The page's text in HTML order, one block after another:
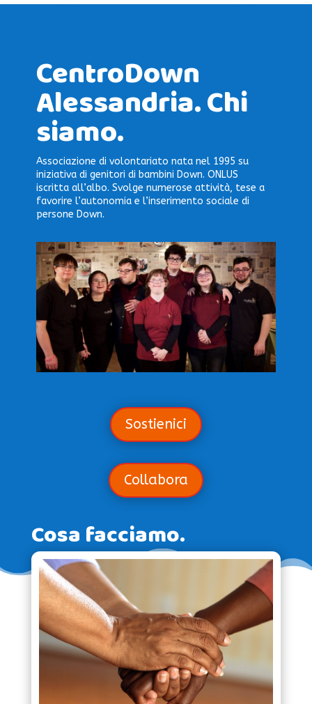
CentroDown
Alessandria. Chi
siamo.
Associazione di volontariato nata nel 1995 su
iniziativa di genitori di bambini Down. ONLUS
iscritta all’albo. Svolge numerose attività, tese a
favorire l’autonomia e l’inserimento sociale di
persone Down.
Sostienici
Collabora
Cosa facciamo.